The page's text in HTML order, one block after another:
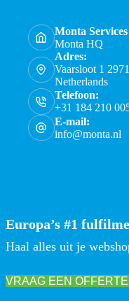
Monta
Monta HQ
Adres:
Vaarsloot 1
Netherlands
Telefoon:
+31 184 210
E-mail:
info@monta.nl
Europa’s #1
Haal alles uit je
VRAAG EEN OFFERTE